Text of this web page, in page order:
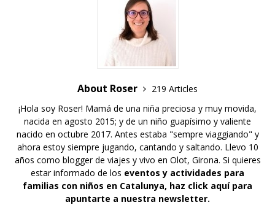
About Roser
219 Articles
¡Hola soy Roser! Mamá de una niña preciosa y muy movida,
nacida en agosto 2015; y de un niño guapísimo y valiente
nacido en octubre 2017. Antes estaba "sempre viaggiando" y
ahora estoy siempre jugando, cantando y saltando. Llevo 10
años como blogger de viajes y vivo en Olot, Girona. Si quieres
estar informado de los eventos y actividades para
familias con niños en Catalunya, haz click aquí para
apuntarte a nuestra newsletter.